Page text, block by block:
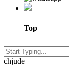
Top
chjude